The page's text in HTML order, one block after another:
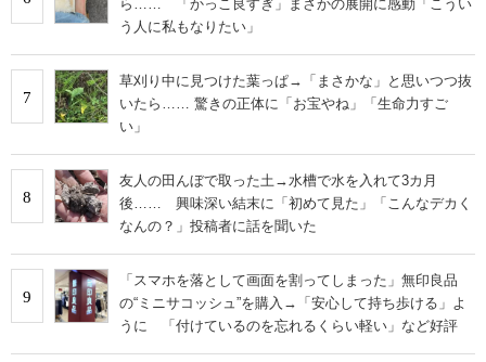
ら…… 「かっこ良すぎ」まさかの展開に感動「こうい
う人に私もなりたい」
7
草刈り中に見つけた葉っぱ→「まさかな」と思いつつ抜
いたら…… 驚きの正体に「お宝やね」「生命力すご
い」
8
友人の田んぼで取った土→水槽で水を入れて3カ月
後…… 興味深い結末に「初めて見た」「こんなデカく
なんの？」投稿者に話を聞いた
9
「スマホを落として画面を割ってしまった」無印良品
の“ミニサコッシュ”を購入→「安心して持ち歩ける」よ
うに 「付けているのを忘れるくらい軽い」など好評